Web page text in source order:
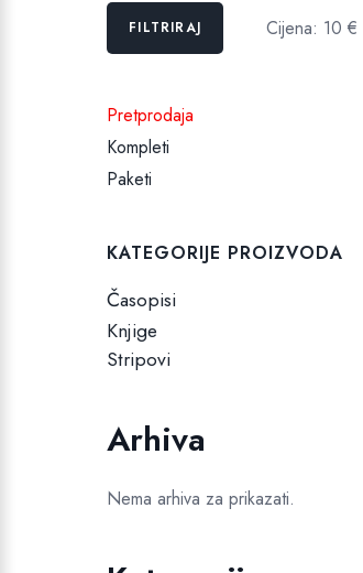
Min
MaksFILTRIRAJ Cijena: 10 €
Pretprodaja
Kompleti
Paketi
KATEGORIJE PROIZVODA
Časopisi
Knjige
Stripovi
Arhiva
Nema arhiva za prikazati.